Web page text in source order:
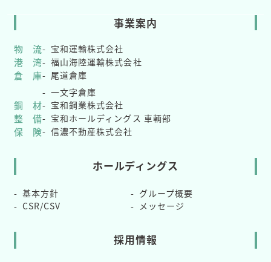
事業案内
物 流 宝和運輸株式会社
港 湾 福山海陸運輸株式会社
倉 庫
尾道倉庫
一文字倉庫
鋼 材 宝和鋼業株式会社
整 備 宝和ホールディングス 車輌部
保 険 信濃不動産株式会社
ホールディングス
基本方針
グループ概要
CSR/CSV
メッセージ
採用情報